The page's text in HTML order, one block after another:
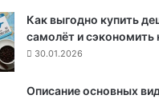
Как выгодно купить
самолёт и сэкономить
30.01.2026
Описание основных